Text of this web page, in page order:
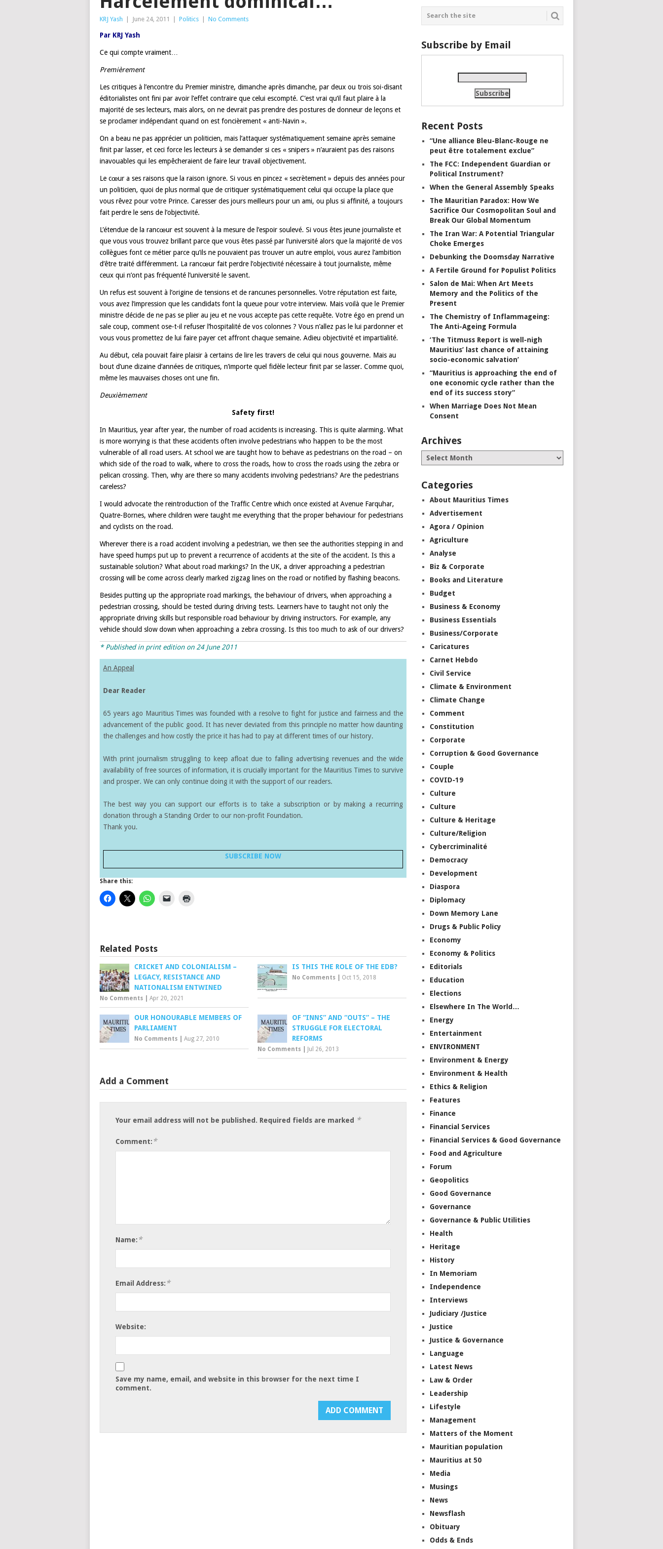
KRJ Yash | June 24, 2011 | Politics | No Comments
Par KRJ Yash
Ce qui compte vraiment…
Premièrement
Les critiques à l’encontre du Premier ministre, dimanche après dimanche, par deux ou trois soi-disant
éditorialistes ont fini par avoir l’effet contraire que celui escompté. C’est vrai qu’il faut plaire à la
majorité de ses lecteurs, mais alors, on ne devrait pas prendre des postures de donneur de leçons et
se proclamer indépendant quand on est foncièrement « anti-Navin ».
On a beau ne pas apprécier un politicien, mais l’attaquer systématiquement semaine après semaine
finit par lasser, et ceci force les lecteurs à se demander si ces « snipers » n’auraient pas des raisons
inavouables qui les empêcheraient de faire leur travail objectivement.
Le cœur a ses raisons que la raison ignore. Si vous en pincez « secrètement » depuis des années pour
un politicien, quoi de plus normal que de critiquer systématiquement celui qui occupe la place que
vous rêvez pour votre Prince. Caresser des jours meilleurs pour un ami, ou plus si affinité, a toujours
fait perdre le sens de l’objectivité.
L’étendue de la rancœur est souvent à la mesure de l’espoir soulevé. Si vous êtes jeune journaliste et
que vous vous trouvez brillant parce que vous êtes passé par l’université alors que la majorité de vos
collègues font ce métier parce qu’ils ne pouvaient pas trouver un autre emploi, vous aurez l’ambition
d’être traité différemment. La rancœur fait perdre l’objectivité nécessaire à tout journaliste, même
ceux qui n’ont pas fréquenté l’université le savent.
Un refus est souvent à l’origine de tensions et de rancunes personnelles. Votre réputation est faite,
vous avez l’impression que les candidats font la queue pour votre interview. Mais voilà que le Premier
ministre décide de ne pas se plier au jeu et ne vous accepte pas cette requête. Votre égo en prend un
sale coup, comment ose-t-il refuser l’hospitalité de vos colonnes ? Vous n’allez pas le lui pardonner et
vous vous promettez de lui faire payer cet affront chaque semaine. Adieu objectivité et impartialité.
Au début, cela pouvait faire plaisir à certains de lire les travers de celui qui nous gouverne. Mais au
bout d’une dizaine d’années de critiques, n’importe quel fidèle lecteur finit par se lasser. Comme quoi,
même les mauvaises choses ont une fin.
Deuxièmement
Safety first!
In Mauritius, year after year, the number of road accidents is increasing. This is quite alarming. What
is more worrying is that these accidents often involve pedestrians who happen to be the most
vulnerable of all road users. At school we are taught how to behave as pedestrians on the road – on
which side of the road to walk, where to cross the roads, how to cross the roads using the zebra or
pelican crossing. Then, why are there so many accidents involving pedestrians? Are the pedestrians
careless?
I would advocate the reintroduction of the Traffic Centre which once existed at Avenue Farquhar,
Quatre-Bornes, where children were taught me everything that the proper behaviour for pedestrians
and cyclists on the road.
Wherever there is a road accident involving a pedestrian, we then see the authorities stepping in and
have speed humps put up to prevent a recurrence of accidents at the site of the accident. Is this a
sustainable solution? What about road markings? In the UK, a driver approaching a pedestrian
crossing will be come across clearly marked zigzag lines on the road or notified by flashing beacons.
Besides putting up the appropriate road markings, the behaviour of drivers, when approaching a
pedestrian crossing, should be tested during driving tests. Learners have to taught not only the
appropriate driving skills but responsible road behaviour by driving instructors. For example, any
vehicle should slow down when approaching a zebra crossing. Is this too much to ask of our drivers?
* Published in print edition on 24 June 2011
An Appeal
Dear Reader
65 years ago Mauritius Times was founded with a resolve to fight for justice and fairness and the
advancement of the public good. It has never deviated from this principle no matter how daunting
the challenges and how costly the price it has had to pay at different times of our history.
With print journalism struggling to keep afloat due to falling advertising revenues and the wide
availability of free sources of information, it is crucially important for the Mauritius Times to survive
and prosper. We can only continue doing it with the support of our readers.
The best way you can support our efforts is to take a subscription or by making a recurring
donation through a Standing Order to our non-profit Foundation.
Thank you.
SUBSCRIBE NOW
Share this:
Related Posts
CRICKET AND COLONIALISM –
LEGACY, RESISTANCE AND
NATIONALISM ENTWINED
No Comments Apr 20, 2021
IS THIS THE ROLE OF THE EDB?
No Comments Oct 15, 2018
OUR HONOURABLE MEMBERS OF
PARLIAMENT
No Comments Aug 27, 2010
OF “INNS” AND “OUTS” – THE
STRUGGLE FOR ELECTORAL
REFORMS
No Comments Jul 26, 2013
Add a Comment
Your email address will not be published. Required fields are marked *
Comment: *
Name: *
Email Address: *
Website:
Save my name, email, and website in this browser for the next time I
comment.
Subscribe by Email
Recent Posts
“Une alliance Bleu-Blanc-Rouge ne
peut être totalement exclue”
The FCC: Independent Guardian or
Political Instrument?
When the General Assembly Speaks
The Mauritian Paradox: How We
Sacrifice Our Cosmopolitan Soul and
Break Our Global Momentum
The Iran War: A Potential Triangular
Choke Emerges
Debunking the Doomsday Narrative
A Fertile Ground for Populist Politics
Salon de Mai: When Art Meets
Memory and the Politics of the
Present
The Chemistry of Inflammageing:
The Anti-Ageing Formula
‘The Titmuss Report is well-nigh
Mauritius’ last chance of attaining
socio-economic salvation’
“Mauritius is approaching the end of
one economic cycle rather than the
end of its success story”
When Marriage Does Not Mean
Consent
Archives
Categories
About Mauritius Times
Advertisement
Agora / Opinion
Agriculture
Analyse
Biz & Corporate
Books and Literature
Budget
Business & Economy
Business Essentials
Business/Corporate
Caricatures
Carnet Hebdo
Civil Service
Climate & Environment
Climate Change
Comment
Constitution
Corporate
Corruption & Good Governance
Couple
COVID-19
Culture
Culture
Culture & Heritage
Culture/Religion
Cybercriminalité
Democracy
Development
Diaspora
Diplomacy
Down Memory Lane
Drugs & Public Policy
Economy
Economy & Politics
Editorials
Education
Elections
Elsewhere In The World…
Energy
Entertainment
ENVIRONMENT
Environment & Energy
Environment & Health
Ethics & Religion
Features
Finance
Financial Services
Financial Services & Good Governance
Food and Agriculture
Forum
Geopolitics
Good Governance
Governance
Governance & Public Utilities
Health
Heritage
History
In Memoriam
Independence
Interviews
Judiciary /Justice
Justice
Justice & Governance
Language
Latest News
Law & Order
Leadership
Lifestyle
Management
Matters of the Moment
Mauritian population
Mauritius at 50
Media
Musings
News
Newsflash
Obituary
Odds & Ends